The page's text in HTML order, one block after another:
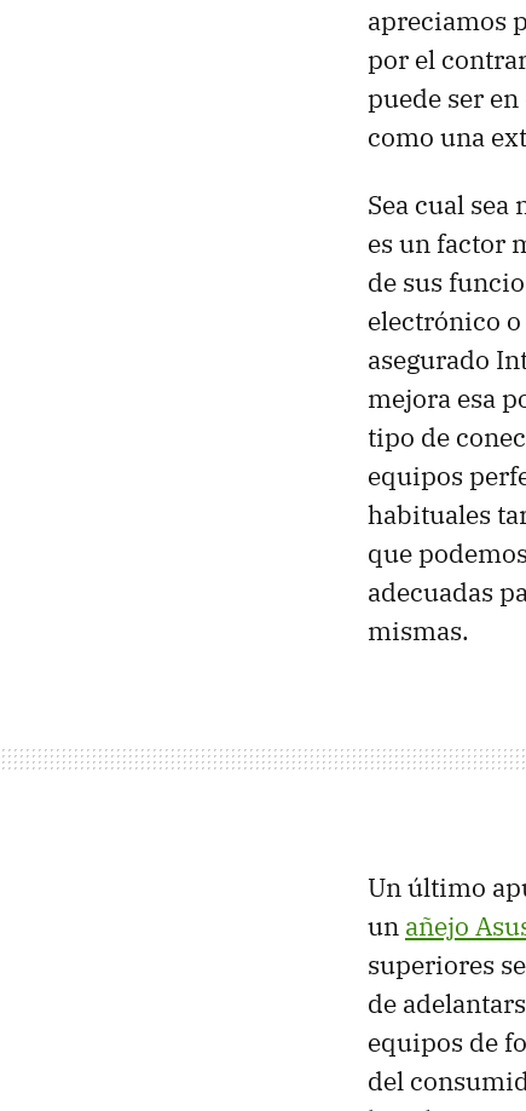
apreciamos
por el
puede ser
como una
Sea cual sea
es un factor
de sus
electrónico
asegurado
mejora esa
tipo de
equipos
habituales
que
adecuadas
mismas.
Un último
un añejo
superiores
de
equipos de
del